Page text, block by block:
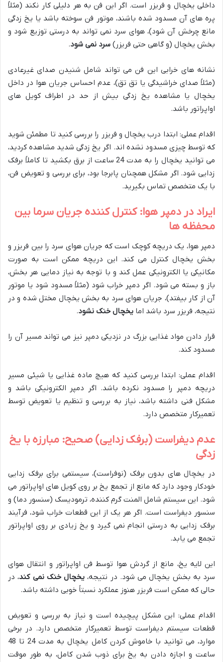
داخلی یخچال و فریزر است. اگر این فن به هر دلیلی کار نکند (مثلاً
پره های آن مسدود شده باشند، موتور فن سوخته باشد یا یخ زدگی
مانع چرخش آن شود)، هوای سرد نمی تواند به درستی توزیع شود و
بخش یخچال (و گاهی حتی فریزر) سرد نمی شود.
نشانه های خرابی این فن می تواند شامل شنیدن صدای غیرعادی
(مثلاً صدای خراشیدگی یا تق تق)، عدم احساس جریان هوا در داخل
یخچال یا مشاهده یخ زدگی بیش از حد در اطراف کویل های
اواپراتور باشد.
اقدام عملی: ابتدا درب یخچال و فریزر را بررسی کنید تا مطمئن شوید
که توسط چیزی مسدود نشده اند. اگر یخ زدگی شدید مشاهده کردید،
می توانید یخچال را به مدت 24 ساعت از برق بکشید تا کاملاً برفک
زدایی شود. اگر مشکل همچنان پابرجا بود، برای بررسی و تعویض فن،
با یک متخصص تماس بگیرید.
ایراد در دمپر هوا: کنترل کننده جریان سرما بین
محفظه ها
دمپر هوا، یک دریچه کوچک است که جریان هوای سرد را بین فریزر و
بخش یخچال کنترل می کند. این دریچه ممکن است به صورت
مکانیکی یا الکترونیکی عمل کند و با توجه به نیاز دمایی هر بخش،
باز و بسته می شود. اگر دمپر خراب شود (مثلاً مسدود شود یا موتور
آن از کار بیفتد)، جریان هوای سرد به بخش یخچال مختل شده و در
نتیجه، فریزر سرد باشد اما یخچال خنک نشود.
قرار دادن مواد غذایی بزرگ در نزدیکی دمپر نیز می تواند مسیر آن را
مسدود کند.
اقدام عملی: ابتدا بررسی کنید که هیچ ماده غذایی یا شیئی مسیر
دریچه دمپر را مسدود نکرده باشد. اگر دمپر الکترونیکی باشد و
مشکل فنی داشته باشد، نیاز به بررسی و تنظیم یا تعویض توسط
تعمیرکار متخصص دارد.
عدم دیفراست (برفک زدایی) صحیح: مبارزه با یخ
زدگی
در یخچال های بدون برفک (نوفراست)، سیستمی برای برفک زدایی
خودکار وجود دارد که مانع از تجمع یخ بر روی کویل های اواپراتور می
شود. این سیستم شامل المنت گرم کننده، ترمودیسک (سنسور دما) و
سنسور دیفراست است. اگر هر یک از این قطعات خراب شود، فرآیند
برفک زدایی به درستی انجام نمی گیرد و یخ زیادی بر روی اواپراتور
تجمع می یابد.
این لایه یخ، مانع از گردش هوا توسط فن اواپراتور و انتقال هوای
سرد به بخش یخچال می شود. در نتیجه، یخچال خنک نمی کند، در
حالی که ممکن است فریزر هنوز عملکرد نسبتاً خوبی داشته باشد.
اقدام عملی: این مشکل پیچیده است و نیاز به بررسی و تعویض
قطعات سیستم دیفراست توسط تعمیرکار متخصص دارد. در برخی
موارد، می توانید با خاموش کردن کامل یخچال به مدت 24 تا 48
ساعت و اجازه دادن به یخ برای ذوب شدن کامل، به طور موقت